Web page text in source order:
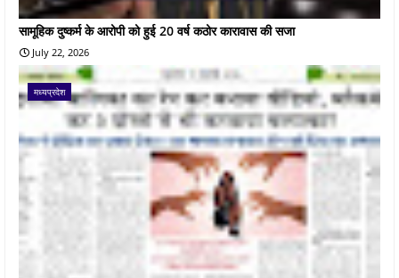
सामूहिक दुष्कर्म के आरोपी को हुई 20 वर्ष कठोर कारावास की सजा
July 22, 2026
मध्यप्रदेश